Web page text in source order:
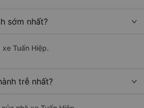
sớm nhất?
Tuấn Hiệp.
trễ nhất?